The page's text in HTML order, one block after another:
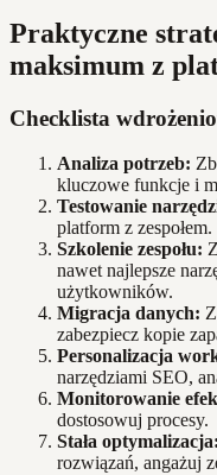
Praktyczne
maksimum z
Checklista
Analiza potrzeb:
kluczowe funkcje i
Testowanie
platform z zespołem.
Szkolenie zespołu:
nawet najlepsze
użytkowników.
Migracja danych:
zabezpiecz kopie
Personalizacja
narzędziami SEO,
Monitorowanie
dostosowuj procesy.
Stała optymalizacja:
rozwiązań, angażuj